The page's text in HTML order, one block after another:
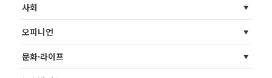
사회
오피니언
문화·라이프